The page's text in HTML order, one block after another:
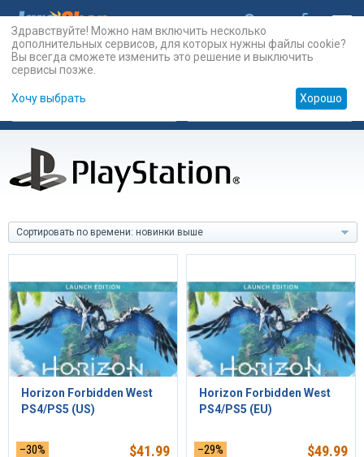
Карты Prepaid
Сортировать по времени: новинки выше
Horizon Forbidden West
PS4/PS5 (US)
–30% $41.99
Horizon Forbidden West
PS4/PS5 (EU)
–29% $49.99
Здравствуйте! Можно нам включить несколько
дополнительных сервисов, для которых нужны файлы cookie?
Вы всегда сможете изменить это решение и выключить
сервисы позже.
Хочу выбрать Хорошо